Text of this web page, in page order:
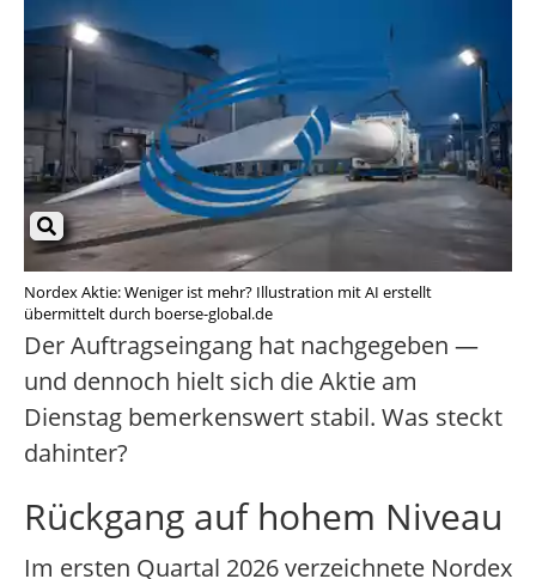
Nordex Aktie: Weniger ist mehr? Illustration mit AI erstellt
übermittelt durch boerse-global.de
Der Auftragseingang hat nachgegeben —
und dennoch hielt sich die Aktie am
Dienstag bemerkenswert stabil. Was steckt
dahinter?
Rückgang auf hohem Niveau
Im ersten Quartal 2026 verzeichnete Nordex